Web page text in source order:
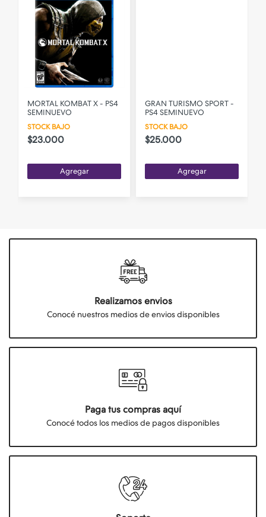
MORTAL KOMBAT X - PS4
SEMINUEVO
STOCK BAJO
$23.000
Agregar
GRAN TURISMO SPORT -
PS4 SEMINUEVO
STOCK BAJO
$25.000
Agregar
Realizamos envios
Conocé nuestros medios de envios disponibles
Paga tus compras aquí
Conocé todos los medios de pagos disponibles